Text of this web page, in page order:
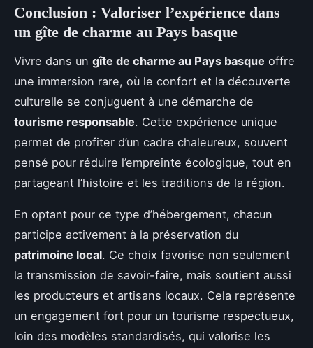
Conclusion : Valoriser l’expérience dans
un gîte de charme au Pays basque
Vivre dans un gîte de charme au Pays basque offre
une immersion rare, où le confort et la découverte
culturelle se conjuguent à une démarche de
tourisme responsable. Cette expérience unique
permet de profiter d’un cadre chaleureux, souvent
pensé pour réduire l’empreinte écologique, tout en
partageant l’histoire et les traditions de la région.
En optant pour ce type d’hébergement, chacun
participe activement à la préservation du
patrimoine local. Ce choix favorise non seulement
la transmission de savoir-faire, mais soutient aussi
les producteurs et artisans locaux. Cela représente
un engagement fort pour un tourisme respectueux,
loin des modèles standardisés, qui valorise les